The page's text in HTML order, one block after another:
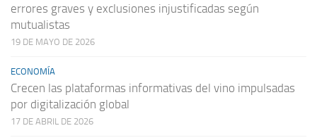
errores graves y exclusiones injustificadas según
mutualistas
19 DE MAYO DE 2026
ECONOMÍA
Crecen las plataformas informativas del vino impulsadas
por digitalización global
17 DE ABRIL DE 2026